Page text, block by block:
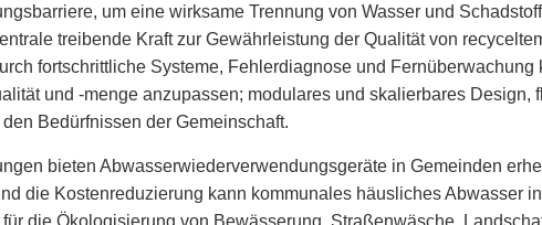
um eine wirksame Trennung von Wasser und
treibende Kraft zur Gewährleistung der Qualität von
fortschrittliche Systeme, Fehlerdiagnose und
und -menge anzupassen; modulares und skalierbares Design,
Bedürfnissen der Gemeinschaft.
bieten Abwasserwiederverwendungsgeräte in Gemeinden
die Kostenreduzierung kann kommunales häusliches Abwasser
die Ökologisierung von Bewässerung, Straßenwäsche,